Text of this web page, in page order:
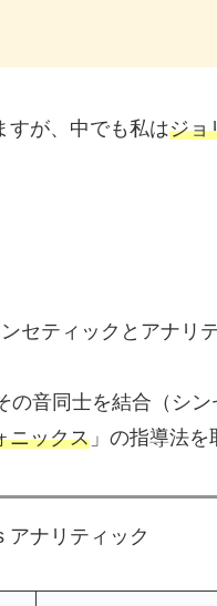
すが、中でも私はジョ
セティックとアナリ
音同士を結合（シ
ニックス 」の指導法を
アナリティック